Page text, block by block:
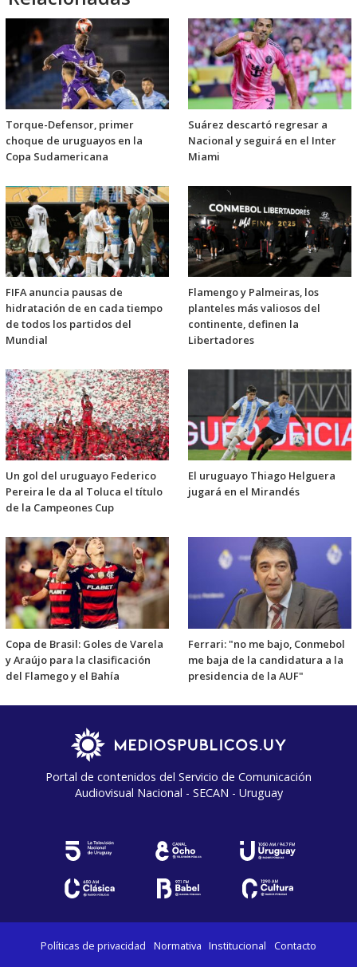
Torque-Defensor, primer
choque de uruguayos en la
Copa Sudamericana
Suárez descartó regresar a
Nacional y seguirá en el Inter
Miami
FIFA anuncia pausas de
hidratación de en cada tiempo
de todos los partidos del
Mundial
Flamengo y Palmeiras, los
planteles más valiosos del
continente, definen la
Libertadores
Un gol del uruguayo Federico
Pereira le da al Toluca el título
de la Campeones Cup
El uruguayo Thiago Helguera
jugará en el Mirandés
Copa de Brasil: Goles de Varela
y Araújo para la clasificación
del Flamego y el Bahía
Ferrari: "no me bajo, Conmebol
me baja de la candidatura a la
presidencia de la AUF"
Portal de contenidos del Servicio de Comunicación
Audiovisual Nacional - SECAN - Uruguay
Políticas de privacidad Normativa Institucional Contacto